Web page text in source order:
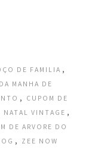
DE FAMILIA ,
MANHA DE
,
CUPOM DE
NATAL VINTAGE ,
DE ARVORE DO
, ZEE NOW